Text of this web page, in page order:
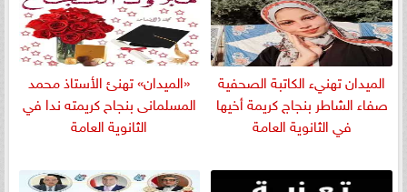
الميدان تهنيء الكاتبة الصحفية
صفاء الشاطر بنجاج كريمة أخيها
في الثانوية العامة
«الميدان» تهنئ الأستاذ محمد
المسلمانى بنجاح كريمته ندا في
الثانوية العامة